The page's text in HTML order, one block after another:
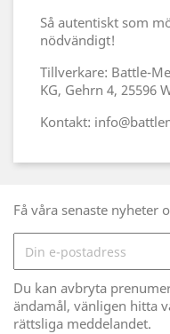
Så autentiskt som
nödvändigt!
Tillverkare: Battle-
KG, Gehrn 4, 25596
Kontakt:
Få våra senaste nyheter
Du kan avbryta
ändamål, vänligen hitta
rättsliga meddelandet.